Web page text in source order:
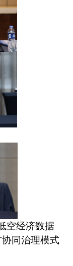
空经济数据
同治理模式